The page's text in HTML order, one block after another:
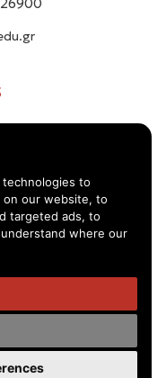
to
on our website, to
targeted ads, to
where our
22410 62488
- Privacy Policy - Terms
byRadial